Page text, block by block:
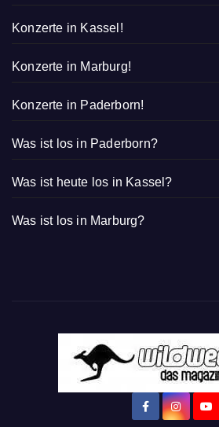
Konzerte in Kassel!
Konzerte in Marburg!
Konzerte in Paderborn!
Was ist los in Paderborn?
Was ist heute los in Kassel?
Was ist los in Marburg?